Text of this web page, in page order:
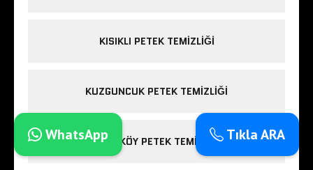
KISIKLI PETEK TEMIZLIĞI
KUZGUNCUK PETEK TEMIZLIĞI
FIRÜZKÖY PETEK TEMIZLIĞI Tıkla ARA
WhatsApp